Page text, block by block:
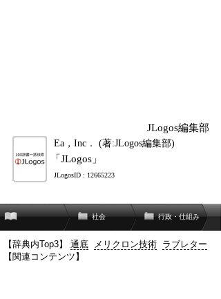
JLogos編集部
Ea，Inc． (著:JLogos編集部)
「JLogos」
JLogosID : 12665223
社会 行政・仕組み
【辞典内Top3】 通底 メリクロン技術 ラブレター
【関連コンテンツ】